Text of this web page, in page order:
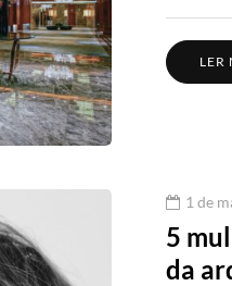
LER
1 de
5
da